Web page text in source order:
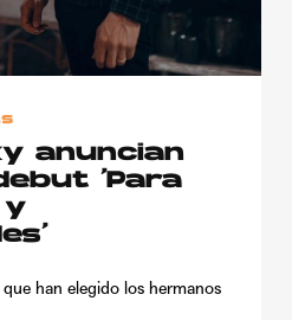
DE UMO agency. TODOS LOS
RESERVADOS.
anuncian
‘Para
y
han elegido los hermanos